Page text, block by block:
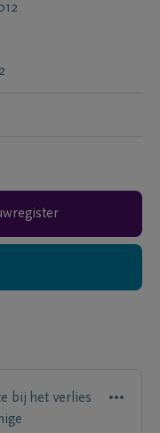
bij het verlies